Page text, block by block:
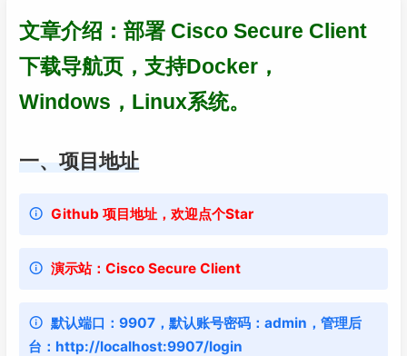
文章介绍：部署 Cisco Secure Client
下载导航页，支持Docker，
Windows，Linux系统。
一、项目地址
Github 项目地址，欢迎点个Star
演示站：Cisco Secure Client
默认端口：9907，默认账号密码：admin，管理后
台：http://localhost:9907/login